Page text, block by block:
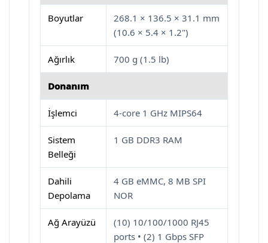
Boyutlar
268.1 × 136.5 × 31.1 mm
(10.6 × 5.4 × 1.2")
Ağırlık 700 g (1.5 lb)
Donanım
İşlemci 4-core 1 GHz MIPS64
Sistem
Belleği
1 GB DDR3 RAM
Dahili
Depolama
4 GB eMMC, 8 MB SPI
NOR
Ağ Arayüzü
(10) 10/100/1000 RJ45
ports • (2) 1 Gbps SFP